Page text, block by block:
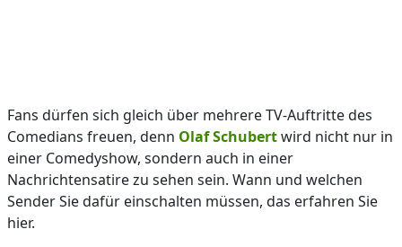
Fans dürfen sich gleich über mehrere TV-Auftritte des
Comedians freuen, denn Olaf Schubertwird nicht nur in
einer Comedyshow, sondern auch in einer
Nachrichtensatire zu sehen sein. Wann und welchen
Sender Sie dafür einschalten müssen, das erfahren Sie
hier.